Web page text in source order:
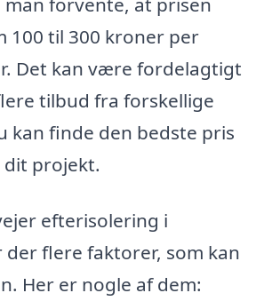
100 til 300 kroner per
Det kan være fordelagtigt
tilbud fra forskellige
kan finde den bedste pris
projekt.
efterisolering i
der flere faktorer, som kan
Her er nogle af dem: